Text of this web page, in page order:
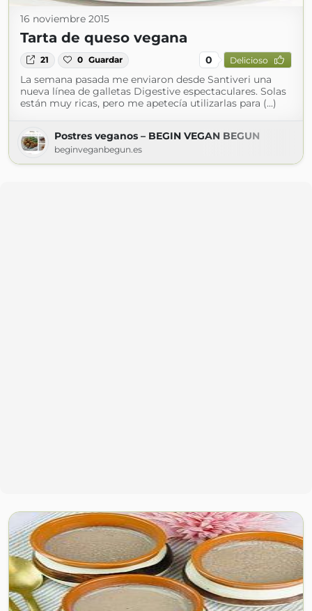
16 noviembre 2015
Tarta de queso vegana
21 0 Guardar 0 Delicioso
La semana pasada me enviaron desde Santiveri una
nueva línea de galletas Digestive espectaculares. Solas
están muy ricas, pero me apetecía utilizarlas para (...)
Postres veganos – BEGIN VEGAN BEGUN
beginveganbegun.es